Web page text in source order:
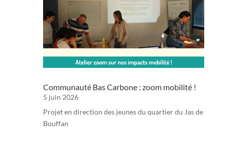
Communauté Bas Carbone : zoom mobilité !
5 juin 2026
Projet en direction des jeunes du quartier du Jas de
Bouffan